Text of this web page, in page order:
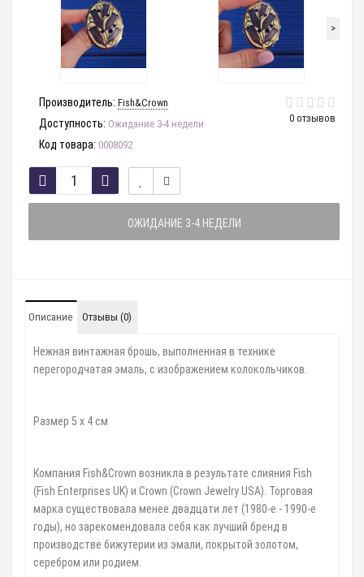
>
0 отзывов
Производитель: Fish&Crown
Доступность: Ожидание 3-4 недели
Код товара: 0008092
ОЖИДАНИЕ 3-4 НЕДЕЛИ
Описание Отзывы (0)
Нежная винтажная брошь, выполненная в технике
перегородчатая эмаль, с изображением колокольчиков.
Размер 5 х 4 см
Компания Fish&Crown возникла в результате слияния Fish
(Fish Enterprises UK) и Crown (Crown Jewelry USA). Торговая
марка существовала менее двадцати лет (1980-е - 1990-е
годы), но зарекомендовала себя как лучший бренд в
производстве бижутерии из эмали, покрытой золотом,
серебром или родием.